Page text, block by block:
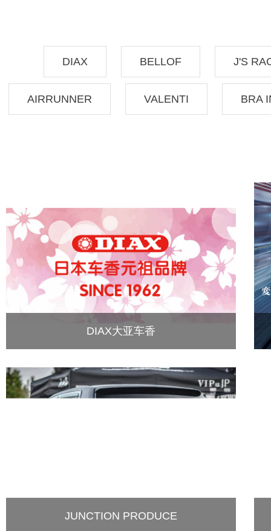
DIAX BELLOF J'S
AIRRUNNER VALENTI BRA
DIAX大亚车香
JUNCTION PRODUCE